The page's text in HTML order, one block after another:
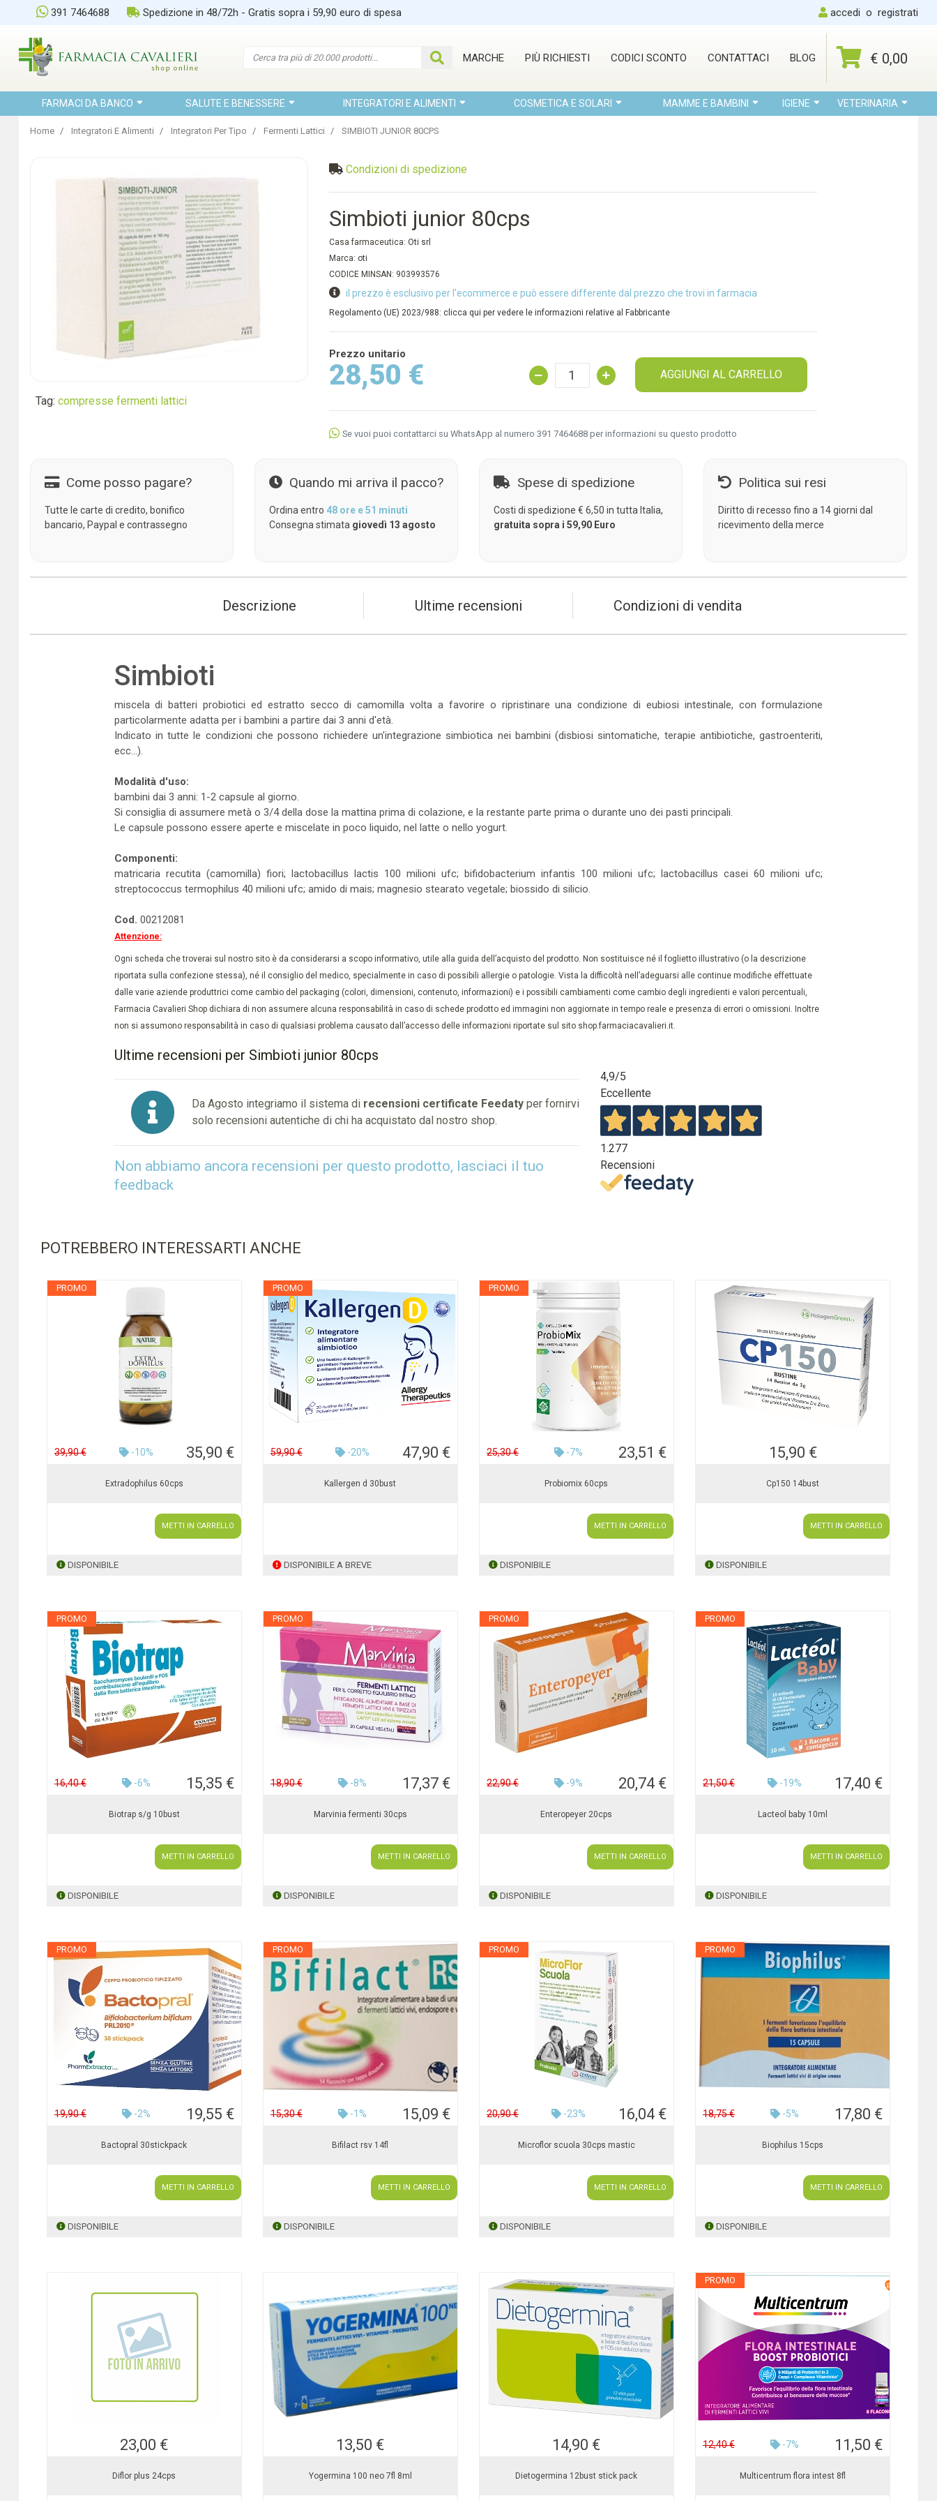
391 7464688 Spedizione in 48/72h - Gratis sopra i 59,90 euro di spesa accedi o registrati
MARCHE PIÙ RICHIESTI CODICI SCONTO CONTATTACI BLOG € 0,00
FARMACI DA BANCO SALUTE E BENESSERE INTEGRATORI E ALIMENTI COSMETICA E SOLARI MAMME E BAMBINI IGIENE VETERINARIA
Home Integratori E Alimenti Integratori Per Tipo Fermenti Lattici SIMBIOTI JUNIOR 80CPS
Tag: compresse fermenti lattici
Condizioni di spedizione
Simbioti junior 80cps
Casa farmaceutica:Oti srl
Marca: oti
CODICE MINSAN: 903993576
il prezzo è esclusivo per l'ecommerce e può essere differente dal prezzo che trovi in farmacia
Regolamento (UE) 2023/988: clicca qui per vedere le informazioni relative al Fabbricante
Prezzo unitario
28,50 € AGGIUNGI AL CARRELLO
Se vuoi puoi contattarci su WhatsApp al numero 391 7464688 per informazioni su questo prodotto
Come posso pagare?
Tutte le carte di credito, bonifico
bancario, Paypal e contrassegno
Quando mi arriva il pacco?
Ordina entro 48 ore e 51 minuti
Consegna stimata giovedì 13 agosto
Spese di spedizione
Costi di spedizione € 6,50 in tutta Italia,
gratuita sopra i 59,90 Euro
Politica sui resi
Diritto di recesso fino a 14 giorni dal
ricevimento della merce
Descrizione Ultime recensioni Condizioni di vendita
Simbioti
miscela di batteri probiotici ed estratto secco di camomilla volta a favorire o ripristinare una condizione di eubiosi intestinale, con formulazione
particolarmente adatta per i bambini a partire dai 3 anni d'età.
Indicato in tutte le condizioni che possono richiedere un'integrazione simbiotica nei bambini (disbiosi sintomatiche, terapie antibiotiche, gastroenteriti,
ecc...).
Modalità d'uso:
bambini dai 3 anni: 1-2 capsule al giorno.
Si consiglia di assumere metà o 3/4 della dose la mattina prima di colazione, e la restante parte prima o durante uno dei pasti principali.
Le capsule possono essere aperte e miscelate in poco liquido, nel latte o nello yogurt.
Componenti:
matricaria recutita (camomilla) fiori; lactobacillus lactis 100 milioni ufc; bifidobacterium infantis 100 milioni ufc; lactobacillus casei 60 milioni ufc;
streptococcus termophilus 40 milioni ufc; amido di mais; magnesio stearato vegetale; biossido di silicio.
Cod. 00212081
Attenzione:
Ogni scheda che troverai sul nostro sito è da considerarsi a scopo informativo, utile alla guida dell’acquisto del prodotto. Non sostituisce né il foglietto illustrativo (o la descrizione
riportata sulla confezione stessa), né il consiglio del medico, specialmente in caso di possibili allergie o patologie. Vista la difficoltà nell’adeguarsi alle continue modifiche effettuate
dalle varie aziende produttrici come cambio del packaging (colori, dimensioni, contenuto, informazioni) e i possibili cambiamenti come cambio degli ingredienti e valori percentuali,
Farmacia Cavalieri Shop dichiara di non assumere alcuna responsabilità in caso di schede prodotto ed immagini non aggiornate in tempo reale e presenza di errori o omissioni. Inoltre
non si assumono responsabilità in caso di qualsiasi problema causato dall’accesso delle informazioni riportate sul sito shop.farmaciacavalieri.it.
Ultime recensioni per Simbioti junior 80cps
Da Agosto integriamo il sistema di recensioni certificate Feedatyper fornirvi
solo recensioni autentiche di chi ha acquistato dal nostro shop.
Non abbiamo ancora recensioni per questo prodotto, lasciaci il tuo
feedback
4,9/5
Eccellente
1.277
Recensioni
POTREBBERO INTERESSARTI ANCHE
PROMO
39,90 € -10% 35,90 €
Extradophilus 60cps
METTI IN CARRELLO
DISPONIBILE
PROMO
59,90 € -20% 47,90 €
Kallergen d 30bust
DISPONIBILE A BREVE
PROMO
25,30 € -7% 23,51 €
Probiomix 60cps
METTI IN CARRELLO
DISPONIBILE
15,90 €
Cp150 14bust
METTI IN CARRELLO
DISPONIBILE
PROMO
16,40 € -6% 15,35 €
Biotrap s/g 10bust
METTI IN CARRELLO
DISPONIBILE
PROMO
18,90 € -8% 17,37 €
Marvinia fermenti 30cps
METTI IN CARRELLO
DISPONIBILE
PROMO
22,90 € -9% 20,74 €
Enteropeyer 20cps
METTI IN CARRELLO
DISPONIBILE
PROMO
21,50 € -19% 17,40 €
Lacteol baby 10ml
METTI IN CARRELLO
DISPONIBILE
PROMO
19,90 € -2% 19,55 €
Bactopral 30stickpack
METTI IN CARRELLO
DISPONIBILE
PROMO
15,30 € -1% 15,09 €
Bifilact rsv 14fl
METTI IN CARRELLO
DISPONIBILE
PROMO
20,90 € -23% 16,04 €
Microflor scuola 30cps mastic
METTI IN CARRELLO
DISPONIBILE
PROMO
18,75 € -5% 17,80 €
Biophilus 15cps
METTI IN CARRELLO
DISPONIBILE
23,00 €
Diflor plus 24cps
13,50 €
Yogermina 100 neo 7fl 8ml
14,90 €
Dietogermina 12bust stick pack
PROMO
12,40 € -7% 11,50 €
Multicentrum flora intest 8fl